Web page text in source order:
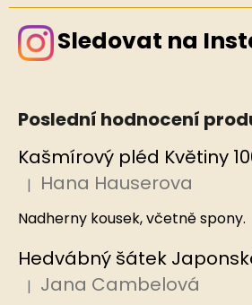
Sledovat na
Poslední hodnocení
Hodnocení produktu je 5 z 5
| Hana Hauserova
Nadherny kousek, včetně spony.
Hodnocení produktu je 5 z 5
| Jana Cambelová